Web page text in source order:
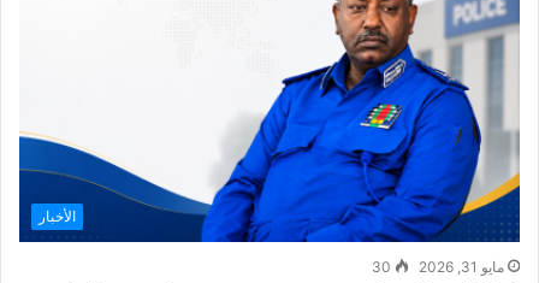
الأخبار
مايو 31, 2026 30